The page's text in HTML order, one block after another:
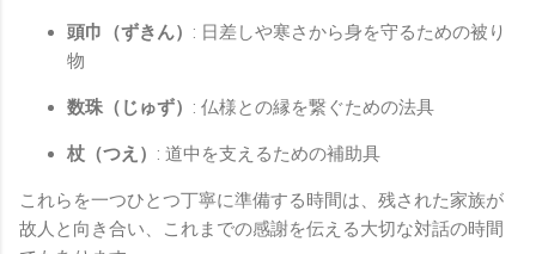
頭巾（ずきん） : 日差しや寒さから身を守るための被り
物
数珠（じゅず） : 仏様との縁を繋ぐための法具
杖（つえ） : 道中を支えるための補助具
これらを一つひとつ丁寧に準備する時間は、残された家族が
故人と向き合い、これまでの感謝を伝える大切な対話の時間